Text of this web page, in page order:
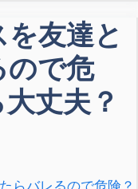
友達と
で危
丈夫？